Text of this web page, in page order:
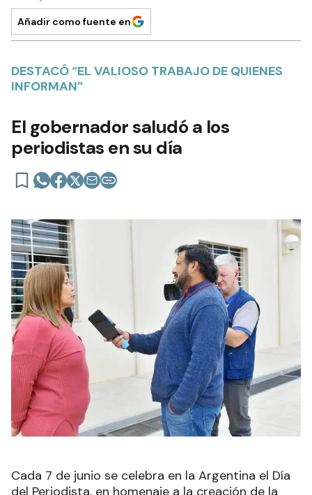
Añadir como fuente en
DESTACÓ “EL VALIOSO TRABAJO DE QUIENES
INFORMAN”
El gobernador saludó a los
periodistas en su día
Cada 7 de junio se celebra en la Argentina el Día
del Periodista, en homenaje a la creación de la